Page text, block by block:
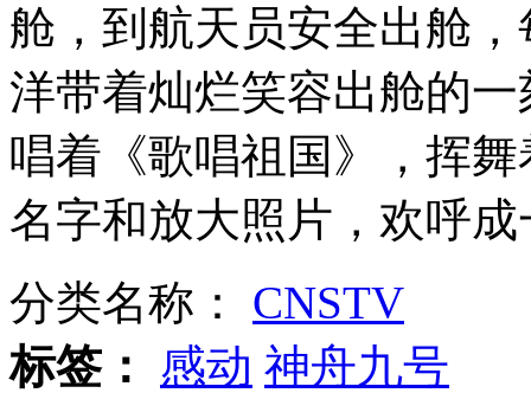
女孩北京地铁殴打老人 痛下狠手拳打脚踢
无痛分娩是否安全 医生回应
外交部：反对强权政治霸凌主义
外交部：有关国家言论片面不公正
舱，到航天员安全出舱
洋带着灿烂笑容出舱的
唱着《歌唱祖国》，挥
名字和放大照片，欢呼成
分类名称： CNSTV
标签：
感动 神舟九号